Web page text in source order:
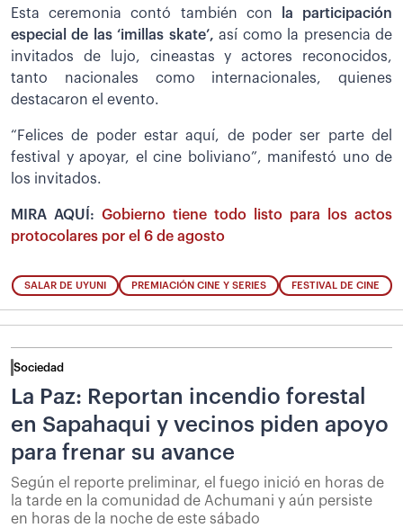
Esta ceremonia contó también con
la participación
especial de las ‘imillas skate’,así como la presencia de
invitados de lujo, cineastas y actores reconocidos,
tanto nacionales como internacionales, quienes
destacaron el evento.
“Felices de poder estar aquí, de poder ser parte del
festival y apoyar, el cine boliviano”, manifestó uno de
los invitados.
MIRA AQUÍ: Gobierno tiene todo listo para los actos
protocolares por el 6 de agosto
SALAR DE UYUNI PREMIACIÓN CINE Y SERIES FESTIVAL DE CINE
Sociedad
La Paz: Reportan incendio forestal
en Sapahaqui y vecinos piden apoyo
para frenar su avance
Según el reporte preliminar, el fuego inició en horas de
la tarde en la comunidad de Achumani y aún persiste
en horas de la noche de este sábado